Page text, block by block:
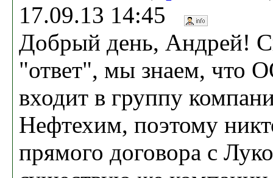
17.09.13 14:45
Добрый день, Андрей!
"ответ", мы знаем, что
входит в группу
Нефтехим, поэтому
прямого договора с